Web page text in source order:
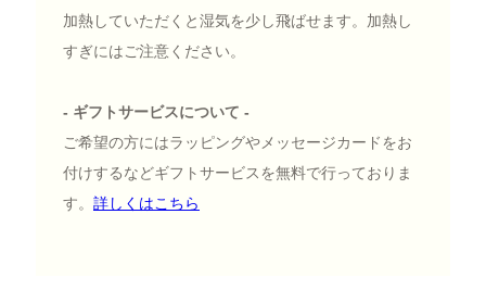
加熱していただくと湿気を少し飛ばせます。加熱し
すぎにはご注意ください。
- ギフトサービスについて -
ご希望の方にはラッピングやメッセージカードをお
付けするなどギフトサービスを無料で行っておりま
す。 詳しくはこちら